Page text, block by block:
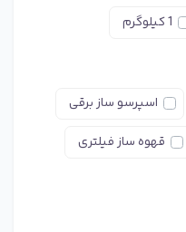
1 کیلوگرم
اسپرسو ساز برقی
قهوه ساز فیلتری